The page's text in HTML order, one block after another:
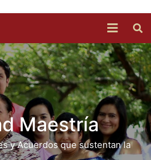
Maestría
y Acuerdos que sustentan la